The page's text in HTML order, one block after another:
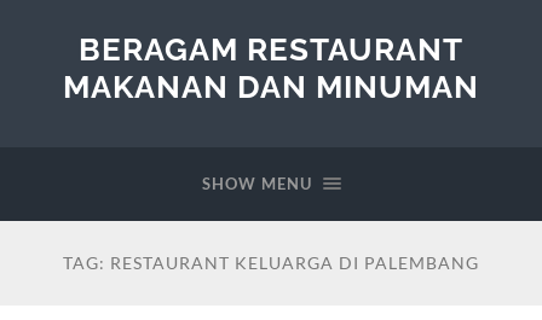
BERAGAM RESTAURANT
MAKANAN DAN MINUMAN
SHOW MENU
TAG: RESTAURANT KELUARGA DI PALEMBANG